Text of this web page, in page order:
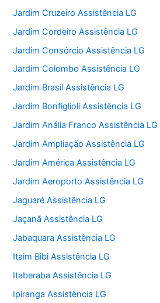
Jardim Cruzeiro Assistência LG
Jardim Cordeiro Assistência LG
Jardim Consórcio Assistência LG
Jardim Colombo Assistência LG
Jardim Brasil Assistência LG
Jardim Bonfiglioli Assistência LG
Jardim Anália Franco Assistência LG
Jardim Ampliação Assistência LG
Jardim América Assistência LG
Jardim Aeroporto Assistência LG
Jaguaré Assistência LG
Jaçanã Assistência LG
Jabaquara Assistência LG
Itaim Bibi Assistência LG
Itaberaba Assistência LG
Ipiranga Assistência LG